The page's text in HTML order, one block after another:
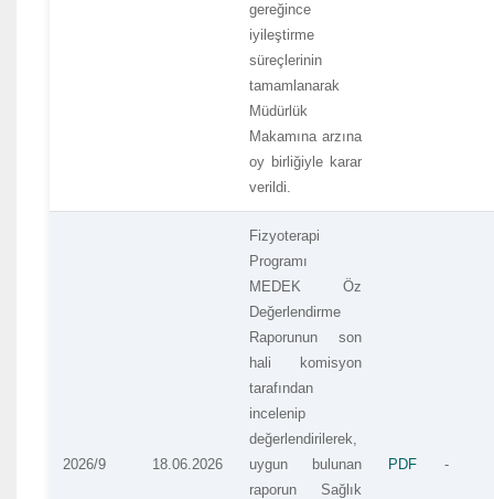
gereğince
iyileştirme
süreçlerinin
tamamlanarak
Müdürlük
Makamına arzına
oy birliğiyle karar
verildi.
2026/9 18.06.2026
Fizyoterapi
Programı
MEDEK Öz
Değerlendirme
Raporunun son
hali komisyon
tarafından
incelenip
değerlendirilerek,
uygun bulunan
raporun Sağlık
PDF -